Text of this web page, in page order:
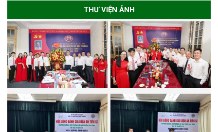
THƯ VIỆN ẢNH